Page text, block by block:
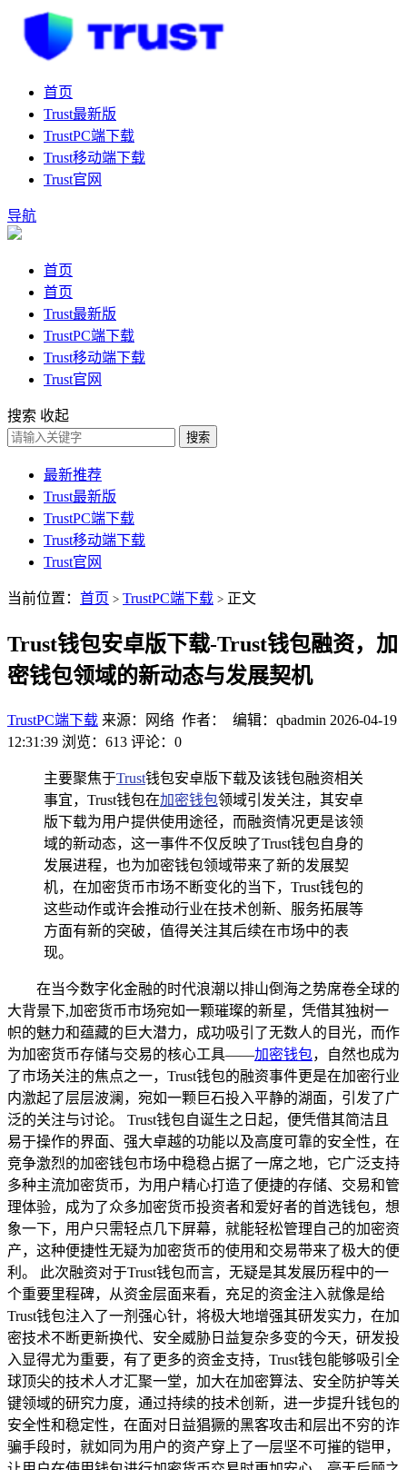
首页
Trust最新版
TrustPC端下载
Trust移动端下载
Trust官网
导航
首页
首页
Trust最新版
TrustPC端下载
Trust移动端下载
Trust官网
搜索 收起
搜索
最新推荐
Trust最新版
TrustPC端下载
Trust移动端下载
Trust官网
当前位置： 首页 > TrustPC端下载 > 正文
Trust钱包安卓版下载-Trust钱包融资，加
密钱包领域的新动态与发展契机
TrustPC端下载 来源：网络 作者： 编辑：qbadmin 2026-04-19
12:31:39 浏览：613 评论：0
主要聚焦于Trust钱包安卓版下载及该钱包融资相关
事宜，Trust钱包在加密钱包领域引发关注，其安卓
版下载为用户提供使用途径，而融资情况更是该领
域的新动态，这一事件不仅反映了Trust钱包自身的
发展进程，也为加密钱包领域带来了新的发展契
机，在加密货币市场不断变化的当下，Trust钱包的
这些动作或许会推动行业在技术创新、服务拓展等
方面有新的突破，值得关注其后续在市场中的表
现。
在当今数字化金融的时代浪潮以排山倒海之势席卷全球的
大背景下,加密货币市场宛如一颗璀璨的新星，凭借其独树一
帜的魅力和蕴藏的巨大潜力，成功吸引了无数人的目光，而作
为加密货币存储与交易的核心工具——加密钱包，自然也成为
了市场关注的焦点之一，Trust钱包的融资事件更是在加密行业
内激起了层层波澜，宛如一颗巨石投入平静的湖面，引发了广
泛的关注与讨论。 Trust钱包自诞生之日起，便凭借其简洁且
易于操作的界面、强大卓越的功能以及高度可靠的安全性，在
竞争激烈的加密钱包市场中稳稳占据了一席之地，它广泛支持
多种主流加密货币，为用户精心打造了便捷的存储、交易和管
理体验，成为了众多加密货币投资者和爱好者的首选钱包，想
象一下，用户只需轻点几下屏幕，就能轻松管理自己的加密资
产，这种便捷性无疑为加密货币的使用和交易带来了极大的便
利。 此次融资对于Trust钱包而言，无疑是其发展历程中的一
个重要里程碑，从资金层面来看，充足的资金注入就像是给
Trust钱包注入了一剂强心针，将极大地增强其研发实力，在加
密技术不断更新换代、安全威胁日益复杂多变的今天，研发投
入显得尤为重要，有了更多的资金支持，Trust钱包能够吸引全
球顶尖的技术人才汇聚一堂，加大在加密算法、安全防护等关
键领域的研究力度，通过持续的技术创新，进一步提升钱包的
安全性和稳定性，在面对日益猖獗的黑客攻击和层出不穷的诈
骗手段时，就如同为用户的资产穿上了一层坚不可摧的铠甲，